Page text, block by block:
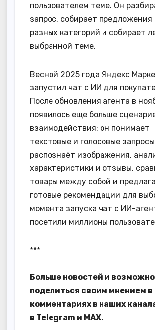
пользователем теме. Он
запрос, собирает предложения
разных категорий и собирает
выбранной теме.
Весной 2025 года Яндекс
запустил чат с ИИ для
После обновления агента в
появилось еще больше
взаимодействия: он понимает
текстовые и голосовые
распознаёт изображения,
характеристики и отзывы,
товары между собой и
готовые рекомендации для
момента запуска чат с ИИ-
посетили миллионы
***
Больше новостей и
поделиться своим мнением в
комментариях в наших
в Telegram и MAX.